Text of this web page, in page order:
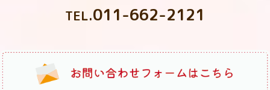
TEL.011-662-2121